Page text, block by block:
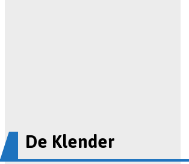
De Klender